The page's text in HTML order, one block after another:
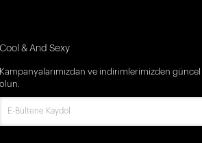
Cool & And Sexy
Kampanyalarımızdan ve indirimlerimizden
olun.